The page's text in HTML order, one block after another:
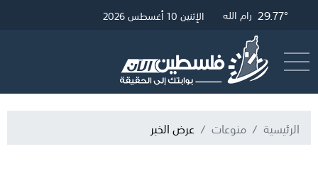
30.9° غزة 30.01° القدس 29.77° رام الله الإثنين 10 أغسطس 2026
الرئيسية منوعات عرض الخبر